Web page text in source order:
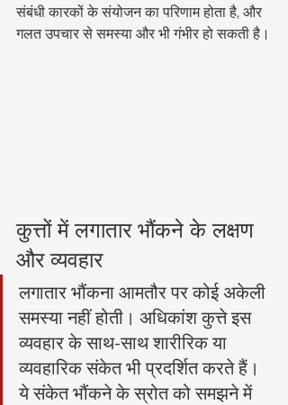
संबंधी कारकों के संयोजन का परिणाम होता है, और
गलत उपचार से समस्या और भी गंभीर हो सकती है।
कुत्तों में लगातार भौंकने के लक्षण
और व्यवहार
लगातार भौंकना आमतौर पर कोई अकेली
समस्या नहीं होती। अधिकांश कुत्ते इस
व्यवहार के साथ-साथ शारीरिक या
व्यवहारिक संकेत भी प्रदर्शित करते हैं।
ये संकेत भौंकने के स्रोत को समझने में